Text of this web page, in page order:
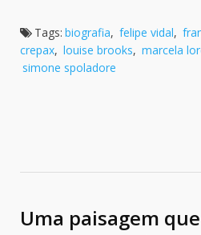
Tags: biografia, felipe vidal,
crepax, louise brooks, marcela
simone spoladore
Uma paisagem